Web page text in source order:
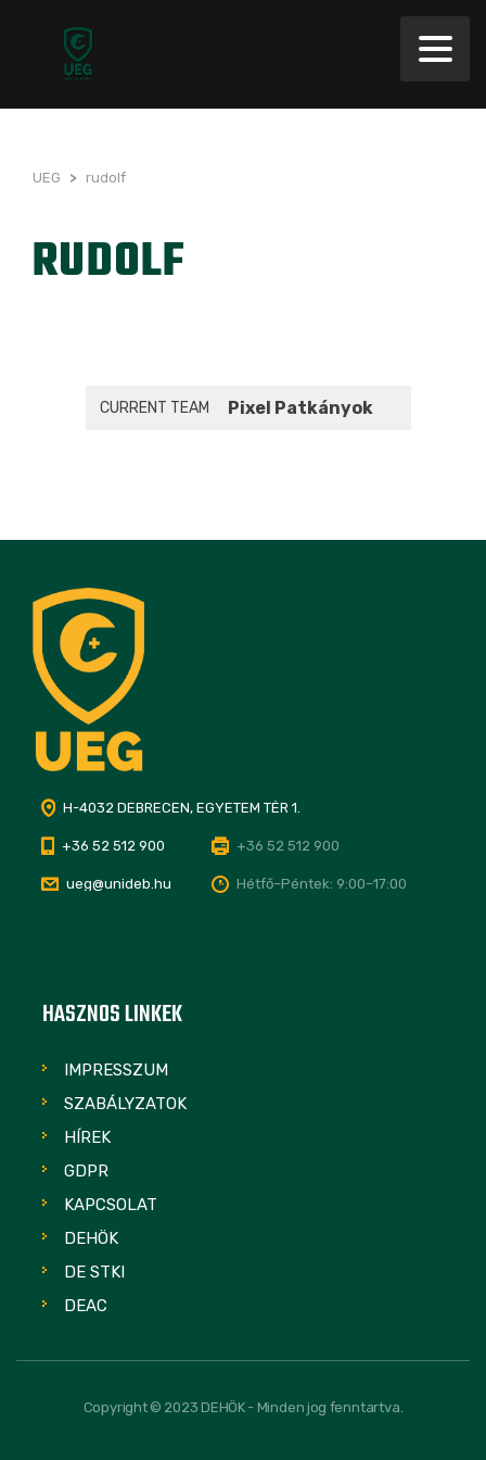
UEG > rudolf
RUDOLF
CURRENT TEAM Pixel Patkányok
H-4032 DEBRECEN, EGYETEM TÉR 1.
+36 52 512 900 +36 52 512 900
ueg@unideb.hu Hétfő–Péntek: 9:00–17:00
HASZNOS LINKEK
IMPRESSZUM
SZABÁLYZATOK
HÍREK
GDPR
KAPCSOLAT
DEHÖK
DE STKI
DEAC
Copyright © 2023 DEHÖK - Minden jog fenntartva.